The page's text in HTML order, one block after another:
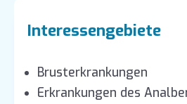
Interessengebiete
Brusterkrankungen
Erkrankungen des